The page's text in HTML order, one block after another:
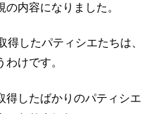
内容になりました。
得したパティシエたちは、
けです。
得したばかりのパティシエ